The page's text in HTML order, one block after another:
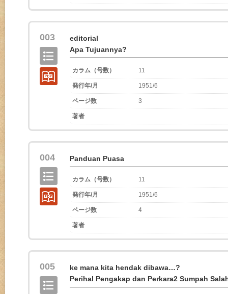
003
editorial
Apa Tujuannya?
カラム（号数） 11
発行年/月 1951/6
ページ数 3
著者
004 Panduan Puasa
カラム（号数） 11
発行年/月 1951/6
ページ数 4
著者
005
ke mana kita hendak dibawa…?
Perihal Pengakap dan Perkara2 Sumpah